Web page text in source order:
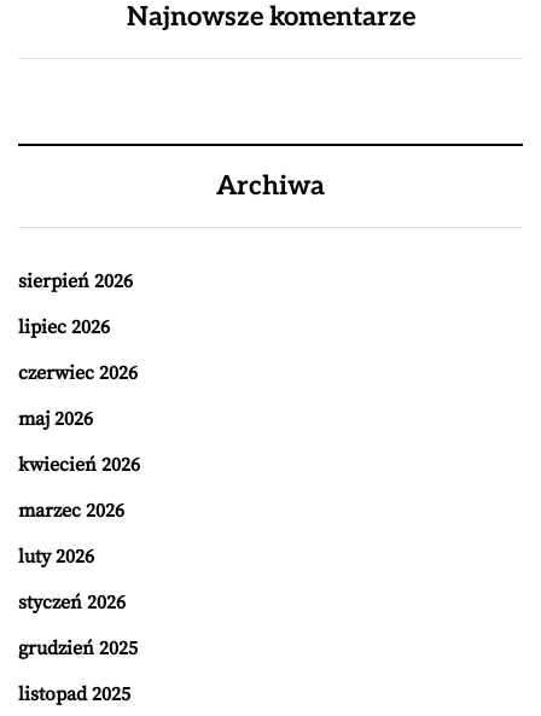
Najnowsze komentarze
Archiwa
sierpień 2026
lipiec 2026
czerwiec 2026
maj 2026
kwiecień 2026
marzec 2026
luty 2026
styczeń 2026
grudzień 2025
listopad 2025